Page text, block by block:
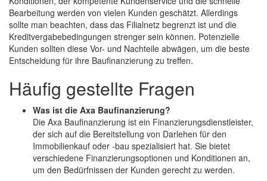
Bearbeitung werden von vielen Kunden geschätzt. Allerdings
sollte man beachten, dass das Filialnetz begrenzt ist und die
Kreditvergabebedingungen strenger sein können. Potenzielle
Kunden sollten diese Vor- und Nachteile abwägen, um die beste
Entscheidung für ihre Baufinanzierung zu treffen.
Häufig gestellte Fragen
Was ist die Axa Baufinanzierung?
Die Axa Baufinanzierung ist ein Finanzierungsdienstleister,
der sich auf die Bereitstellung von Darlehen für den
Immobilienkauf oder -bau spezialisiert hat. Sie bietet
verschiedene Finanzierungsoptionen und Konditionen an,
um den Bedürfnissen der Kunden gerecht zu werden.